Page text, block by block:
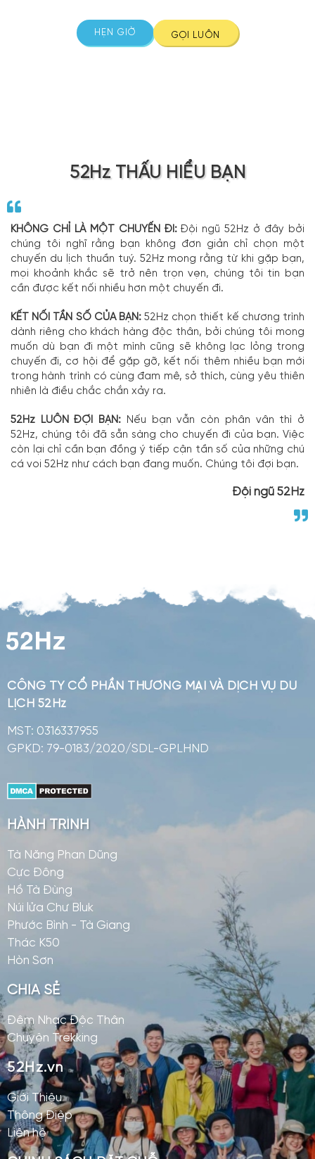
GỌI LUÔN
52Hz THẤU HIỂU BẠN
KHÔNG CHỈ LÀ MỘT CHUYẾN ĐI:Đội ngũ 52Hz ở đây bởi
chúng tôi nghĩ rằng bạn không đơn giản chỉ chọn một
chuyến du lịch thuần tuý. 52Hz mong rằng từ khi gặp bạn,
mọi khoảnh khắc sẽ trở nên trọn vẹn, chúng tôi tin bạn
cần được kết nối nhiều hơn một chuyến đi.
KẾT NỐI TẦN SỐ CỦA BẠN:52Hz chọn thiết kế chương trình
dành riêng cho khách hàng độc thân, bởi chúng tôi mong
muốn dù bạn đi một mình cũng sẽ không lạc lỏng trong
chuyến đi, cơ hội để gặp gỡ, kết nối thêm nhiều bạn mới
trong hành trình có cùng đam mê, sở thích, cùng yêu thiên
nhiên là điều chắc chắn xảy ra.
52Hz LUÔN ĐỢI BẠN: Nếu bạn vẫn còn phân vân thì ở
52Hz, chúng tôi đã sẵn sàng cho chuyến đi của bạn. Việc
còn lại chỉ cần bạn đồng ý tiếp cận tần số của những chú
cá voi 52Hz như cách bạn đang muốn. Chúng tôi đợi bạn.
Đội ngũ 52Hz
CÔNG TY CỔ PHẦN THƯƠNG MẠI VÀ DỊCH VỤ DU
LỊCH 52Hz
MST: 0316337955
GPKD: 79-0183/2020/SDL-GPLHND
HÀNH TRÌNH
Tà Năng Phan Dũng
Cực Đông
Hồ Tà Đùng
Núi lửa Chư Bluk
Phước Bình - Tà Giang
Thác K50
Hòn Sơn
CHIA SẺ
Đêm Nhạc Độc Thân
Chuyện Trekking
52Hz.vn
Giới Thiệu
Thông Điệp
Liên hệ